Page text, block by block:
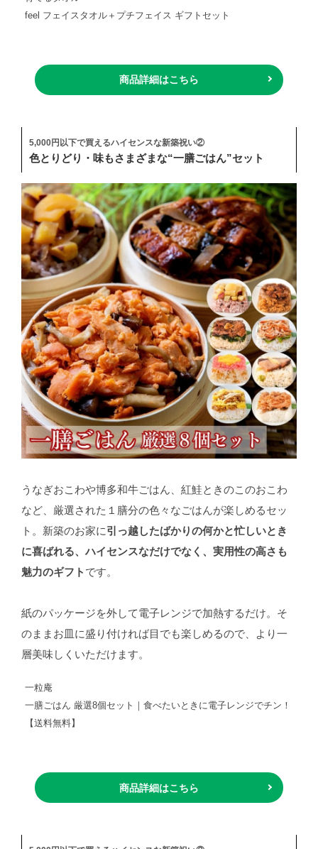
feel フェイスタオル＋プチフェイス ギフトセット
商品詳細はこちら
5,000円以下で買えるハイセンスな新築祝い②
色とりどり・味もさまざまな“一膳ごはん”セット
うなぎおこわや博多和牛ごはん、紅鮭ときのこのおこわ
など、厳選された１膳分の色々なごはんが楽しめるセッ
ト。新築のお家に引っ越したばかりの何かと忙しいとき
に喜ばれる、ハイセンスなだけでなく、実用性の高さも
魅力のギフト です。
紙のパッケージを外して電子レンジで加熱するだけ。そ
のままお皿に盛り付ければ目でも楽しめるので、より一
層美味しくいただけます。
一粒庵
一膳ごはん 厳選8個セット｜食べたいときに電子レンジでチン！
【送料無料】
商品詳細はこちら